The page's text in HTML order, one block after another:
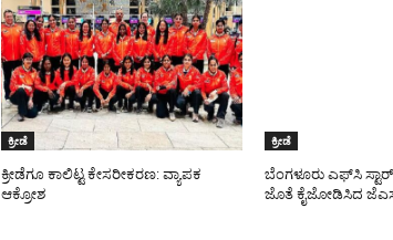
ಕ್ರೀಡೆ
ಕ್ರೀಡೆಗೂ ಕಾಲಿಟ್ಟ ಕೇಸರೀಕರಣ: ವ್ಯಾಪಕ
ಆಕ್ರೋಶ
ಕ್ರೀಡೆ
ಬೆಂಗಳೂರು ಎಫ್‌ಸಿ
ಜೊತೆ ಕೈಜೋಡಿಸಿದ